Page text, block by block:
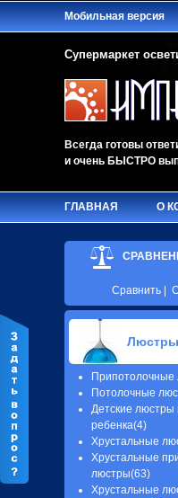
Мобильная версия
Супермаркет
Всегда готовы
и очень БЫСТРО
ГЛАВНАЯ О
Сравнить
Люстры
Потолочные
Детские люстры
ребенка(4)
Хрустальные
Хрустальные
люстры(63)
Хрустальные